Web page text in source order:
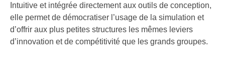
Intuitive et intégrée directement aux outils de conception,
elle permet de démocratiser l’usage de la simulation et
d’offrir aux plus petites structures les mêmes leviers
d’innovation et de compétitivité que les grands groupes.